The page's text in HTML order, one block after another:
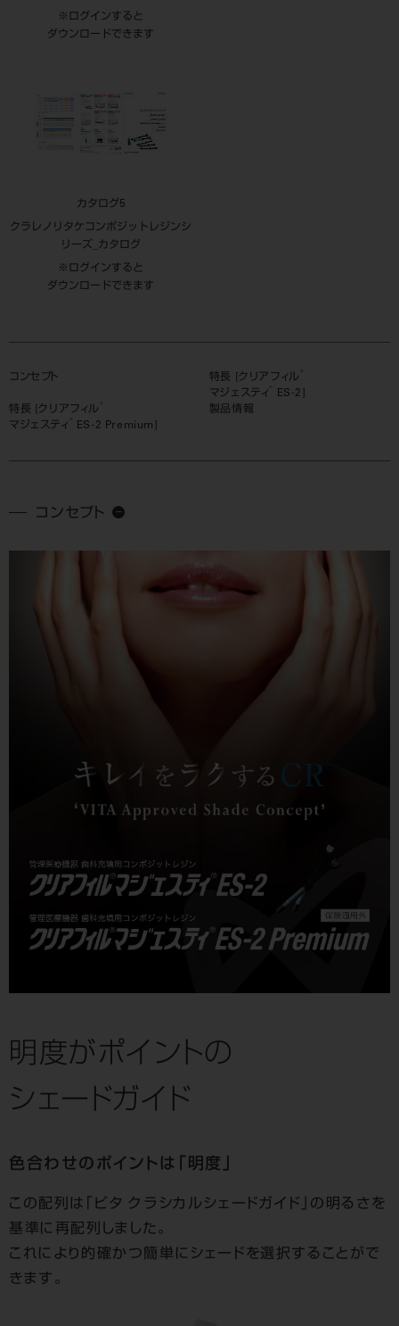
※ログインすると
ダウンロードできます
カタログ5
クラレノリタケコンポジットレジンシ
リーズ_カタログ
※ログインすると
ダウンロードできます
コンセプト 特長 [クリアフィル
マジェスティ
ES-2]
特長 [クリアフィル
マジェスティ ES-2 Premium]
製品情報
コンセプト
明度がポイントの
シェードガイド
色合わせのポイントは「明度」
この配列は「ビタ クラシカルシェードガイド」の明るさを
基準に再配列しました。
これにより的確かつ簡単にシェードを選択することがで
きます。